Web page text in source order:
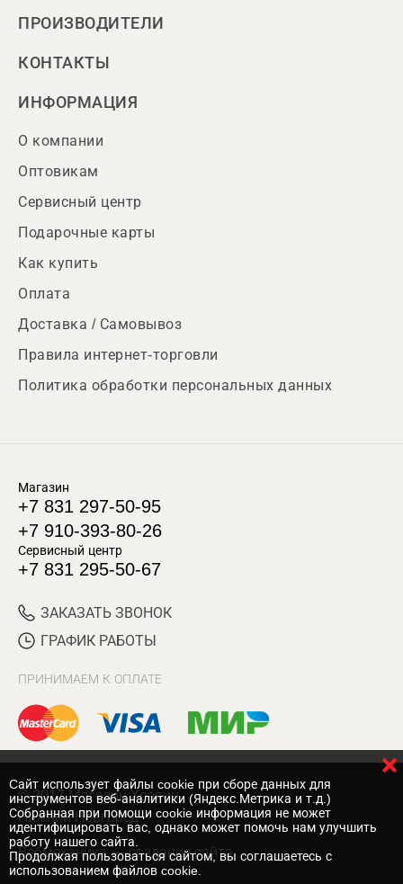
ПРОИЗВОДИТЕЛИ
КОНТАКТЫ
ИНФОРМАЦИЯ
О компании
Оптовикам
Сервисный центр
Подарочные карты
Как купить
Оплата
Доставка / Самовывоз
Правила интернет-торговли
Политика обработки персональных данных
Магазин
+7 831 297-50-95
+7 910-393-80-26
Сервисный центр
+7 831 295-50-67
ЗАКАЗАТЬ ЗВОНОК
ГРАФИК РАБОТЫ
ПРИНИМАЕМ К ОПЛАТЕ
© 2017 Магазин Хозяин
Нижний Новгород
Вебмеханика — создание сайта
Cайт использует файлы cookie при сборе данных для
инструментов веб-аналитики (Яндекс.Метрика и т.д.)
Собранная при помощи cookie информация не может
идентифицировать вас, однако может помочь нам улучшить
работу нашего сайта.
Продолжая пользоваться сайтом, вы соглашаетесь с
использованием файлов cookie.